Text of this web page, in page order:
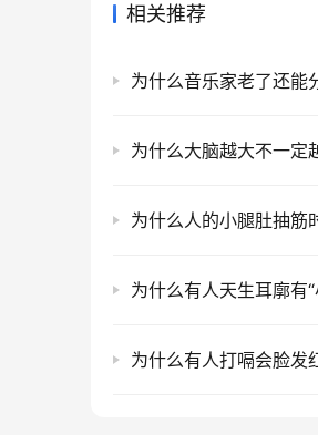
相关推荐
为什么音乐家老了还能
为什么人的小腿肚抽筋
为什么有人天生耳廓有